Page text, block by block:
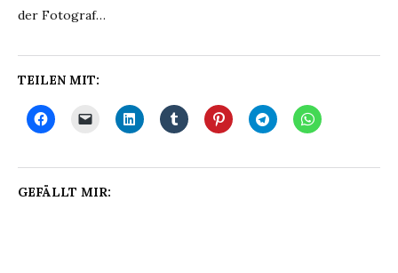
der Fotograf…
TEILEN MIT:
GEFÄLLT MIR: